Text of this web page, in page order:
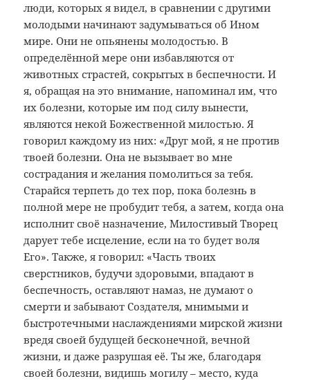
люди, которых я видел, в сравнении с другими
молодыми начинают задумываться об Ином
мире. Они не опьянены молодостью. В
определённой мере они избавляются от
животных страстей, сокрытых в беспечности. И
я, обращая на это внимание, напоминал им, что
их болезни, которые им под силу вынести,
являются некой Божественной милостью. Я
говорил каждому из них: «Друг мой, я не против
твоей болезни. Она не вызывает во мне
сострадания и желания помолиться за тебя.
Старайся терпеть до тех пор, пока болезнь в
полной мере не пробудит тебя, а затем, когда она
исполнит своё назначение, Милостивый Творец
дарует тебе исцеление, если на то будет воля
Его». Также, я говорил: «Часть твоих
сверстников, будучи здоровыми, впадают в
беспечность, оставляют намаз, не думают о
смерти и забывают Создателя, мнимыми и
быстротечными наслаждениями мирской жизни
вредя своей будущей бесконечной, вечной
жизни, и даже разрушая её. Ты же, благодаря
своей болезни, видишь могилу – место, куда